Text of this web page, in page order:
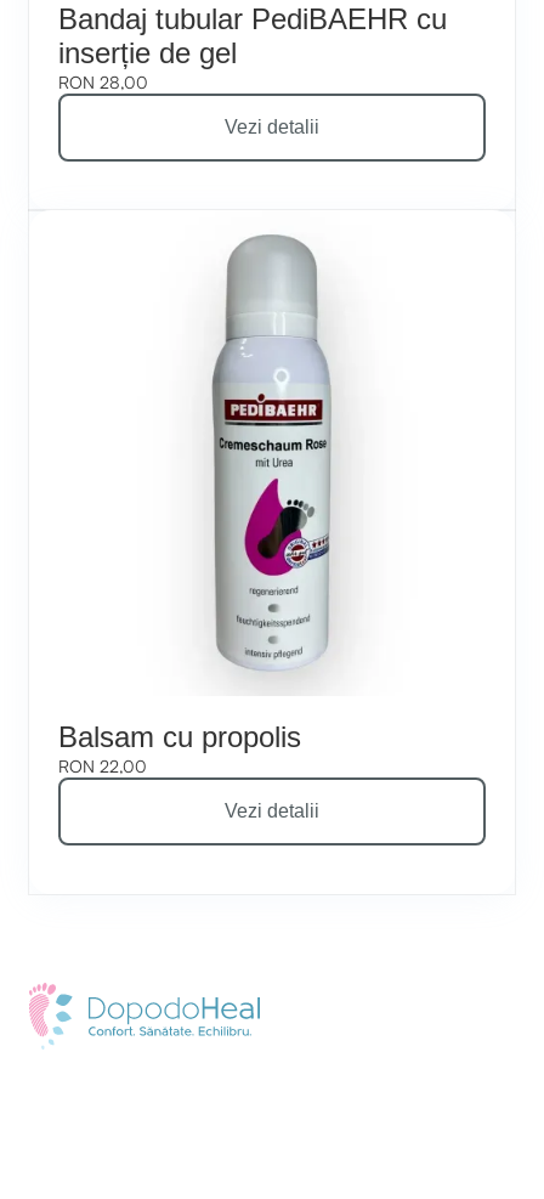
Bandaj tubular PediBAEHR cu
inserție de gel
RON 28,00
Vezi detalii
Balsam cu propolis
RON 22,00
Vezi detalii